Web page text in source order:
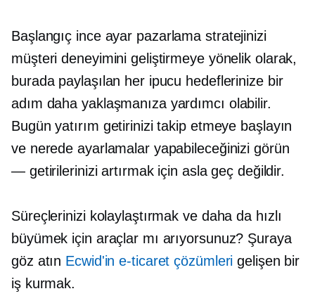
Başlangıç ince ayar pazarlama stratejinizi
müşteri deneyimini geliştirmeye yönelik olarak,
burada paylaşılan her ipucu hedeflerinize bir
adım daha yaklaşmanıza yardımcı olabilir.
Bugün yatırım getirinizi takip etmeye başlayın
ve nerede ayarlamalar yapabileceğinizi görün
— getirilerinizi artırmak için asla geç değildir.
Süreçlerinizi kolaylaştırmak ve daha da hızlı
büyümek için araçlar mı arıyorsunuz? Şuraya
göz atın Ecwid'in e-ticaret çözümleri gelişen bir
iş kurmak.